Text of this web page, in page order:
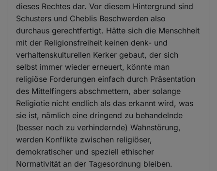
dieses Rechtes dar. Vor diesem Hintergrund sind
Schusters und Cheblis Beschwerden also
durchaus gerechtfertigt. Hätte sich die Menschheit
mit der Religionsfreiheit keinen denk- und
verhaltenskulturellen Kerker gebaut, der sich
selbst immer wieder erneuert, könnte man
religiöse Forderungen einfach durch Präsentation
des Mittelfingers abschmettern, aber solange
Religiotie nicht endlich als das erkannt wird, was
sie ist, nämlich eine dringend zu behandelnde
(besser noch zu verhindernde) Wahnstörung,
werden Konflikte zwischen religiöser,
demokratischer und speziell ethischer
Normativität an der Tagesordnung bleiben.